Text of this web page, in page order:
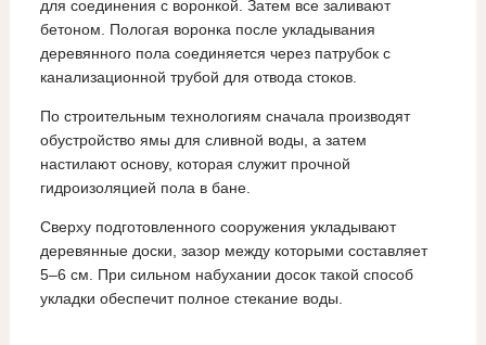
для соединения с воронкой. Затем все заливают
бетоном. Пологая воронка после укладывания
деревянного пола соединяется через патрубок с
канализационной трубой для отвода стоков.
По строительным технологиям сначала производят
обустройство ямы для сливной воды, а затем
настилают основу, которая служит прочной
гидроизоляцией пола в бане.
Сверху подготовленного сооружения укладывают
деревянные доски, зазор между которыми составляет
5–6 см. При сильном набухании досок такой способ
укладки обеспечит полное стекание воды.